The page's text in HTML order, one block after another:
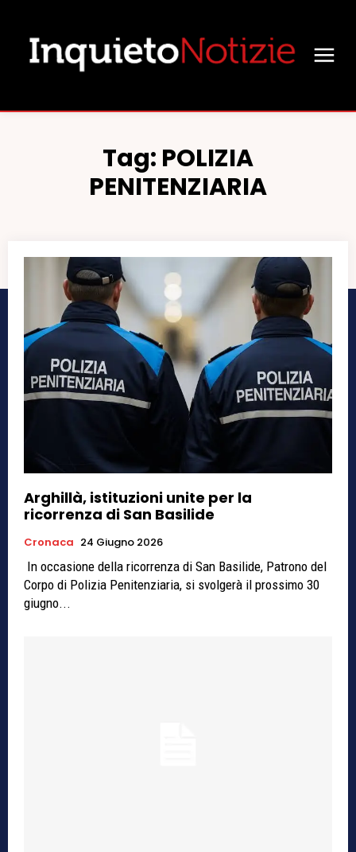
Tag: POLIZIA
PENITENZIARIA
Arghillà, istituzioni unite per la
ricorrenza di San Basilide
Cronaca 24 Giugno 2026
In occasione della ricorrenza di San Basilide, Patrono del
Corpo di Polizia Penitenziaria, si svolgerà il prossimo 30
giugno...